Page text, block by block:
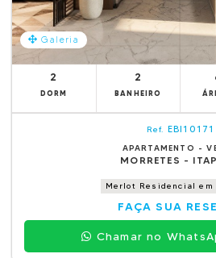
Galeria
2
DORM
2
BANHEIRO
Ref. EBI10171
APARTAMENTO -
MORRETES -
Merlot Residencial em
FAÇA SUA
Chamar no